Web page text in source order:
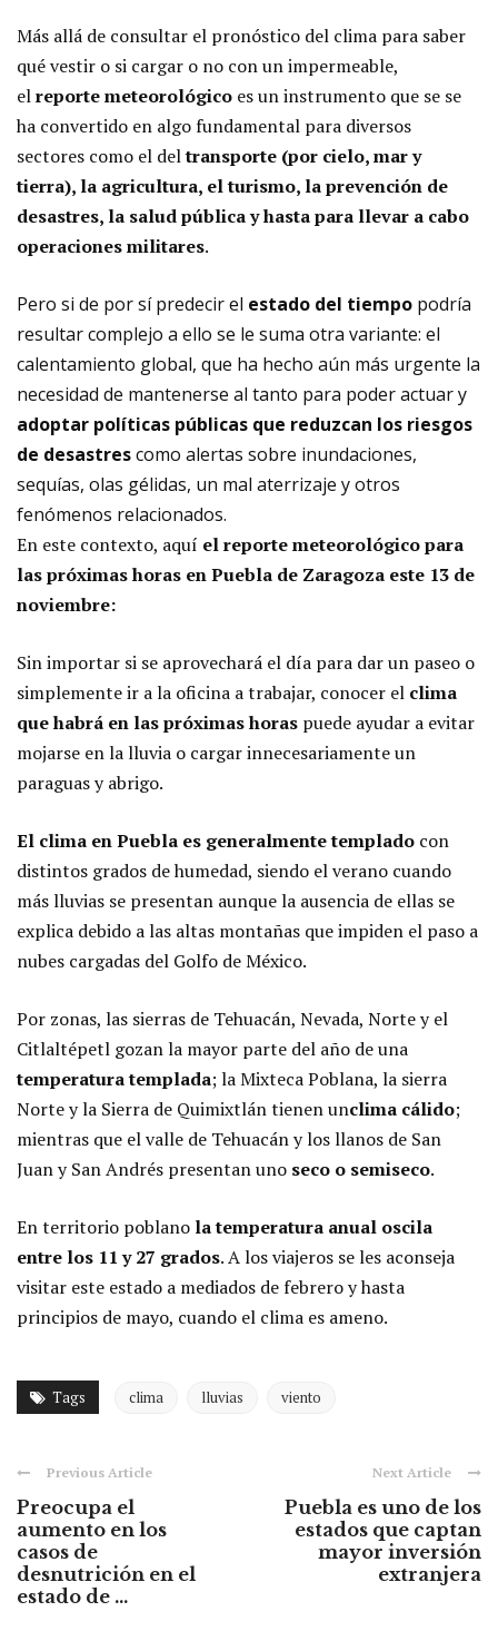
Más allá de consultar el pronóstico del clima para saber
qué vestir o si cargar o no con un impermeable,
elreporte meteorológico es un instrumento que se se
ha convertido en algo fundamental para diversos
sectores como el deltransporte (por cielo, mar y
tierra), la agricultura, el turismo, la prevención de
desastres, la salud pública y hasta para llevar a cabo
operaciones militares.
Pero si de por sí predecir el estado del tiempo podría
resultar complejo a ello se le suma otra variante: el
calentamiento global, que ha hecho aún más urgente la
necesidad de mantenerse al tanto para poder actuar y
adoptar políticas públicas que reduzcan los riesgos
de desastrescomo alertas sobre inundaciones,
sequías, olas gélidas, un mal aterrizaje y otros
fenómenos relacionados.
En este contexto, aquí el reporte meteorológico para
las próximas horas en Puebla de Zaragoza este 13 de
noviembre:
Sin importar si se aprovechará el día para dar un paseo o
simplemente ir a la oficina a trabajar, conocer el clima
que habrá en las próximas horas puede ayudar a evitar
mojarse en la lluvia o cargar innecesariamente un
paraguas y abrigo.
El clima en Puebla es generalmente templado con
distintos grados de humedad, siendo el verano cuando
más lluvias se presentan aunque la ausencia de ellas se
explica debido a las altas montañas que impiden el paso a
nubes cargadas del Golfo de México.
Por zonas, las sierras de Tehuacán, Nevada, Norte y el
Citlaltépetl gozan la mayor parte del año de una
temperatura templada; la Mixteca Poblana, la sierra
Norte y la Sierra de Quimixtlán tienen unclima cálido;
mientras que el valle de Tehuacán y los llanos de San
Juan y San Andrés presentan uno seco o semiseco.
En territorio poblano la temperatura anual oscila
entre los 11 y 27 grados. A los viajeros se les aconseja
visitar este estado a mediados de febrero y hasta
principios de mayo, cuando el clima es ameno.
Tags clima lluvias viento
Previous Article
Preocupa el
aumento en los
casos de
desnutrición en el
estado de ...
Next Article
Puebla es uno de los
estados que captan
mayor inversión
extranjera